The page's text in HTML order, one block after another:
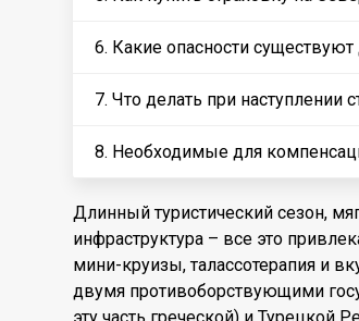
6. Какие опасности
7. Что делать при наступлении
8. Необходимые для
Длинный туристический сезон,
инфраструктура – все это
мини-круизы, талассотерапия и
двумя противоборствующими
эту часть греческой) и Турецкой